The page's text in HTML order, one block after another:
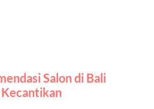
Salon di Bali